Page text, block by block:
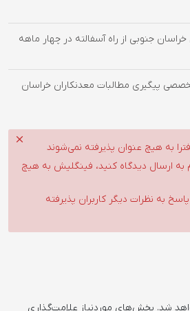
روستای خراسان جنوبی از راه آسفالته در چهار ماهه
پیگیری مطالبات معدنکاران خراسان
به هیچ عنوان پذیرفته نمی‌شوند
به ارسال دیدگاه کنید، فینگلیش به هیچ
پاسخ به نظرات دیگر کاربران پذیرفته
شد. بخش‌های موردنیاز علامت‌گذاری